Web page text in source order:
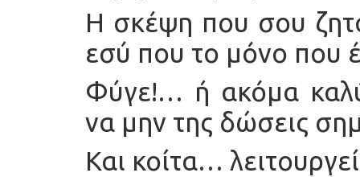
Η σκέψη που σου
εσύ που το μόνο που
Φύγε!… ή ακόμα
να μην της δώσεις
Και κοίτα…